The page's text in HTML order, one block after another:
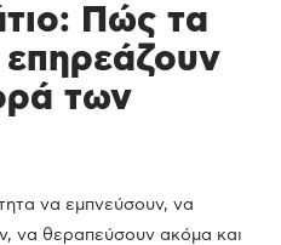
Πώς τα
των
να εμπνεύσουν, να
να θεραπεύσουν ακόμα και